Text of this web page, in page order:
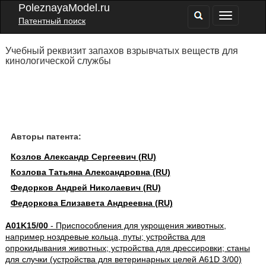
PoleznayaModel.ru
Патентный поиск
Учебный реквизит запахов взрывчатых веществ для
кинологической службы
Авторы патента:
Козлов Александр Сергеевич (RU)
Козлова Татьяна Александровна (RU)
Федорков Андрей Николаевич (RU)
Федоркова Елизавета Андреевна (RU)
A01K15/00- Приспособления для укрощения животных,
например ноздревые кольца, путы; устройства для
опрокидывания животных; устройства для дрессировки; станы
для случки (устройства для ветеринарных целей A61D 3/00)